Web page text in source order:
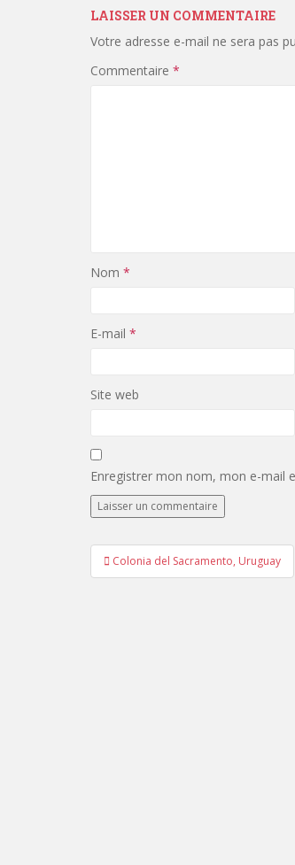
LAISSER UN COMMENTAIRE
Votre adresse e-mail ne sera pas
Commentaire *
Nom *
E-mail *
Site web
Enregistrer mon nom, mon e-mail
Navigation
de
Colonia del Sacramento, Uruguay